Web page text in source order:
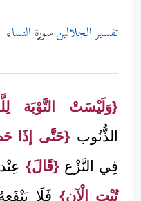
تفسير الجلالينسورة النساء
{وَلَيْسَتْ التَّوْبَة
الذُّنُوب {حَتَّى إذَا
فِي النَّزْع {قَالَ}
تُبْت الْآن} فَلَا